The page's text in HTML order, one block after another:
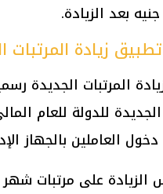
زيادة المرتبات
العاملين بالجهاز
الزيادة على مرتبات